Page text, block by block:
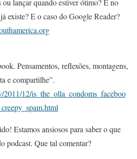
lançar quando estiver ótimo? E no
existe? E o caso do Google Reader?
Pensamentos, reflexões, montagens,
e compartilhe”.
12/is_the_olla_condoms_faceboo
Estamos ansiosos para saber o que
podcast. Que tal comentar?